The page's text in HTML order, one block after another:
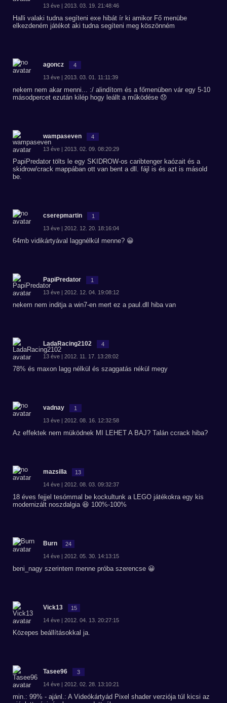
13 éve | 2013. 03. 19. 21:48:46
Halli valaki tudna segíteni exe hibát ír ki amikor Fő menübe
elkezdeném játékot aki tudna segíteni meg köszönném
agoncz 4
13 éve | 2013. 03. 01. 11:11:39
nekem nem akar menni... :/ alindítom és a főmenüben vár egy 5-10
másodpercet ezután kilép hogy leállt a működése 😞
wampaseven 4
13 éve | 2013. 02. 09. 08:20:29
PapiPredator tölts le egy SKIDROW-os caribtenger kaózait és a
skidrow/crack mappában ott van bent a dll. fájl is és azt is másold
be.
cserepmartin 1
13 éve | 2012. 12. 20. 18:16:04
64mb vidikártyával laggnélkül menne? 😀
PapiPredator 1
13 éve | 2012. 12. 04. 19:08:12
nekem nem inditja a win7-en mert ez a paul.dll hiba van
LadaRacing2102 4
13 éve | 2012. 11. 17. 13:28:02
78% és maxon lagg nélkül és szaggatás nékül megy
vadnay 1
13 éve | 2012. 08. 16. 12:32:58
Az effektek nem müködnek MI LEHET A BAJ? Talán ccrack hiba?
mazsilla 13
14 éve | 2012. 08. 03. 09:32:37
18 éves fejjel tesómmal be kockultunk a LEGO játékokra egy kis
modernizált noszdalgia 😆 100%-100%
Burn 24
14 éve | 2012. 05. 30. 14:13:15
beni_nagy szerintem menne próba szerencse 😀
Vick13 15
14 éve | 2012. 04. 13. 20:27:15
Közepes beállításokkal ja.
Tasee96 3
14 éve | 2012. 02. 28. 13:10:21
min.: 99% - ajánl.: A Videókártyád Pixel shader verziója túl kicsi az